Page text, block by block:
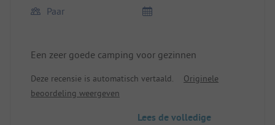
Paar
Een zeer goede camping voor gezinnen
Deze recensie is automatisch vertaald.
Originele
beoordeling weergeven
Lees de volledige